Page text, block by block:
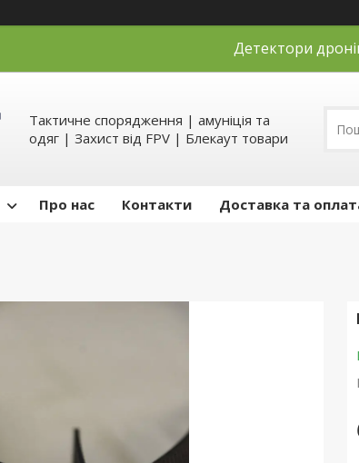
Детектори
Тактичне спорядження | амуніція та
одяг | Захист від FPV | Блекаут товари
Про нас Контакти Доставка та